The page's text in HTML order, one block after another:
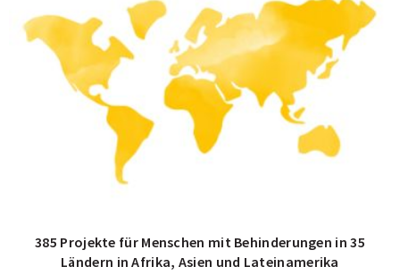
des
Carousels.
des
Carousels.
des
Carousels.
385 Projekte für Menschen mit Behinderungen in 35
Ländern in Afrika, Asien und Lateinamerika